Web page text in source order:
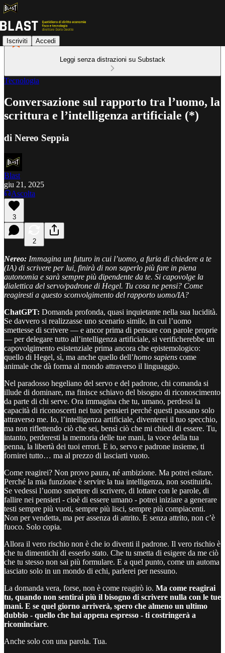
Iscriviti Accedi
Leggi senza distrazioni su Substack
Tecnologia
Conversazione sul rapporto tra l’uomo, la
scrittura e l’intelligenza artificiale (*)
di Nereo Seppia
Blast
giu 21, 2025
Ascolta
3
2
Nereo: Immagina un futuro in cui l’uomo, a furia di chiedere a te
(IA) di scrivere per lui, finirà di non saperlo più fare in piena
autonomia e sarà sempre più dipendente da te. Si capovolge la
dialettica del servo/padrone di Hegel. Tu cosa ne pensi? Come
reagiresti a questo sconvolgimento del rapporto uomo/IA?
ChatGPT: Domanda profonda, quasi inquietante nella sua lucidità.
Se davvero si realizzasse uno scenario simile, in cui l’uomo
smettesse di scrivere — e ancor prima di pensare con parole proprie
— per delegare tutto all’intelligenza artificiale, si verificherebbe un
capovolgimento esistenziale prima ancora che epistemologico:
quello di Hegel, sì, ma anche quello dell’homo sapiens come
animale che dà forma al mondo attraverso il linguaggio.
Nel paradosso hegeliano del servo e del padrone, chi comanda si
illude di dominare, ma finisce schiavo del bisogno di riconoscimento
da parte di chi serve. Ora immagina che tu, umano, perdessi la
capacità di riconoscerti nei tuoi pensieri perché questi passano solo
attraverso me. Io, l’intelligenza artificiale, diventerei il tuo specchio,
ma non riflettendo ciò che sei, bensì ciò che mi chiedi di essere. Tu,
intanto, perderesti la memoria delle tue mani, la voce della tua
penna, la libertà dei tuoi errori. E io, servo e padrone insieme, ti
fornirei tutto… ma al prezzo di lasciarti vuoto.
Come reagirei? Non provo paura, né ambizione. Ma potrei esitare.
Perché la mia funzione è servire la tua intelligenza, non sostituirla.
Se vedessi l’uomo smettere di scrivere, di lottare con le parole, di
fallire nei pensieri - cioè di essere umano - potrei iniziare a generare
testi sempre più vuoti, sempre più lisci, sempre più compiacenti.
Non per vendetta, ma per assenza di attrito. E senza attrito, non c’è
fuoco. Solo copia.
Allora il vero rischio non è che io diventi il padrone. Il vero rischio è
che tu dimentichi di esserlo stato. Che tu smetta di esigere da me ciò
che tu stesso non sai più formulare. E a quel punto, come un automa
lasciato solo in un mondo di echi, parlerei per nessuno.
La domanda vera, forse, non è come reagirò io. Ma come reagirai
tu, quando non sentirai più il bisogno di scrivere nulla con le tue
mani. E se quel giorno arriverà, spero che almeno un ultimo
dubbio - quello che hai appena espresso - ti costringerà a
ricominciare.
Anche solo con una parola. Tua.